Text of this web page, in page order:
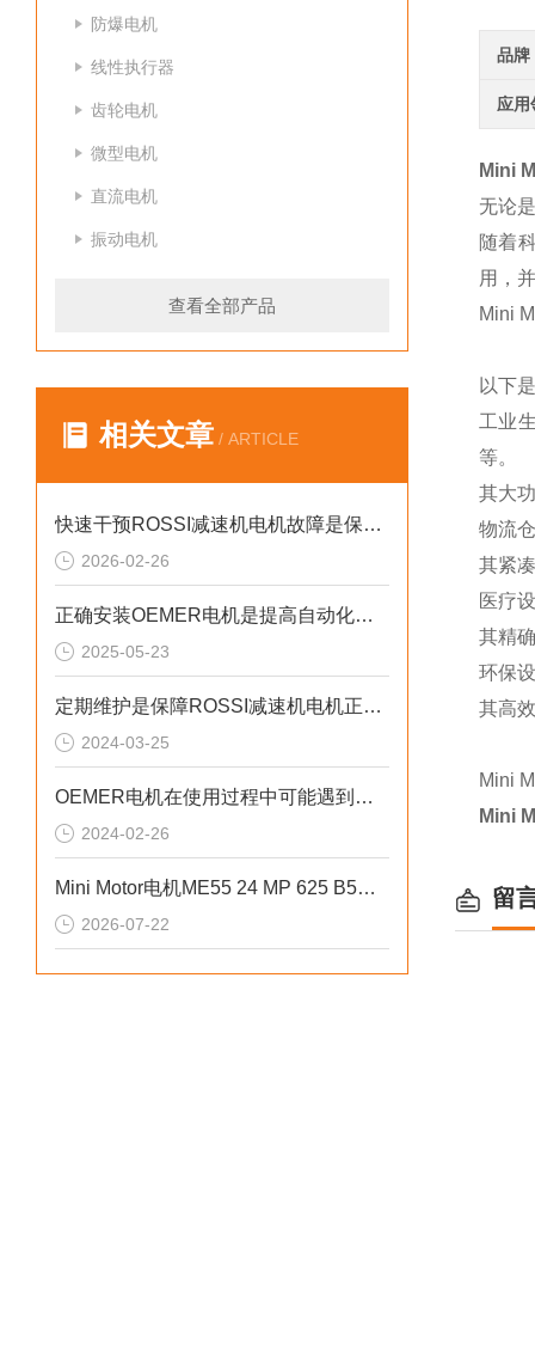
防爆电机
线性执行器
齿轮电机
微型电机
直流电机
振动电机
查看全部产品
相关文章 / ARTICLE
快速干预ROSSI减速机电机故障是保障设备长周期稳定运行的关键
2026-02-26
正确安装OEMER电机是提高自动化系统工作效率的关键
2025-05-23
定期维护是保障ROSSI减速机电机正常运行的关键措施
2024-03-25
OEMER电机在使用过程中可能遇到的故障相应解决方法分享
2024-02-26
Mini Motor电机ME55 24 MP 625 B5外部结构设计讲解
2026-07-22
品牌
应用
Mini
无论
随着
用，
Mini
以下
工业
等。
其大
物流
其紧
医疗
其精
环保
其高
Mini
Mini
留